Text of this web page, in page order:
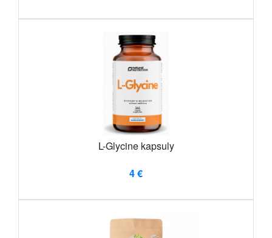
L-Glycine kapsuly
4 €